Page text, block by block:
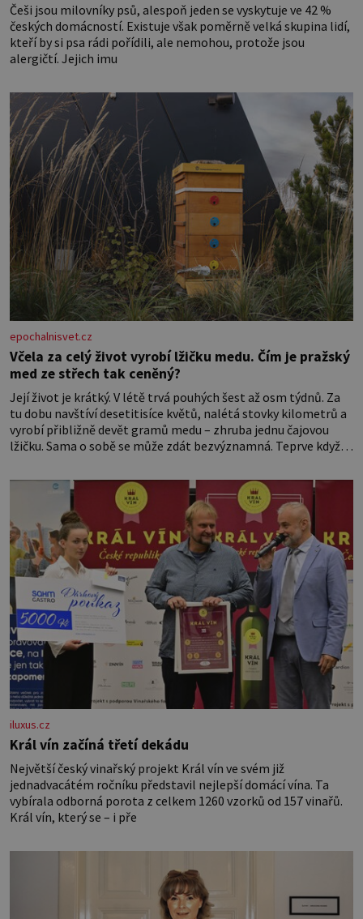
Češi jsou milovníky psů, alespoň jeden se vyskytuje ve 42 %
českých domácností. Existuje však poměrně velká skupina lidí,
kteří by si psa rádi pořídili, ale nemohou, protože jsou
alergičtí. Jejich imu
epochalnisvet.cz
Včela za celý život vyrobí lžičku medu. Čím je pražský
med ze střech tak ceněný?
Její život je krátký. V létě trvá pouhých šest až osm týdnů. Za
tu dobu navštíví desetitisíce květů, nalétá stovky kilometrů a
vyrobí přibližně devět gramů medu – zhruba jednu čajovou
lžičku. Sama o sobě se může zdát bezvýznamná. Teprve když
vznikne jeden z nejdokonalejších organismů
iluxus.cz
Král vín začíná třetí dekádu
Největší český vinařský projekt Král vín ve svém již
jednadvacátém ročníku představil nejlepší domácí vína. Ta
vybírala odborná porota z celkem 1260 vzorků od 157 vinařů.
Král vín, který se – i pře